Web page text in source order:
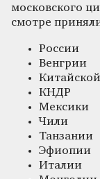
московского
смотре
России
Венгрии
КНДР
Мексики
Чили
Танзании
Эфиопии
Италии